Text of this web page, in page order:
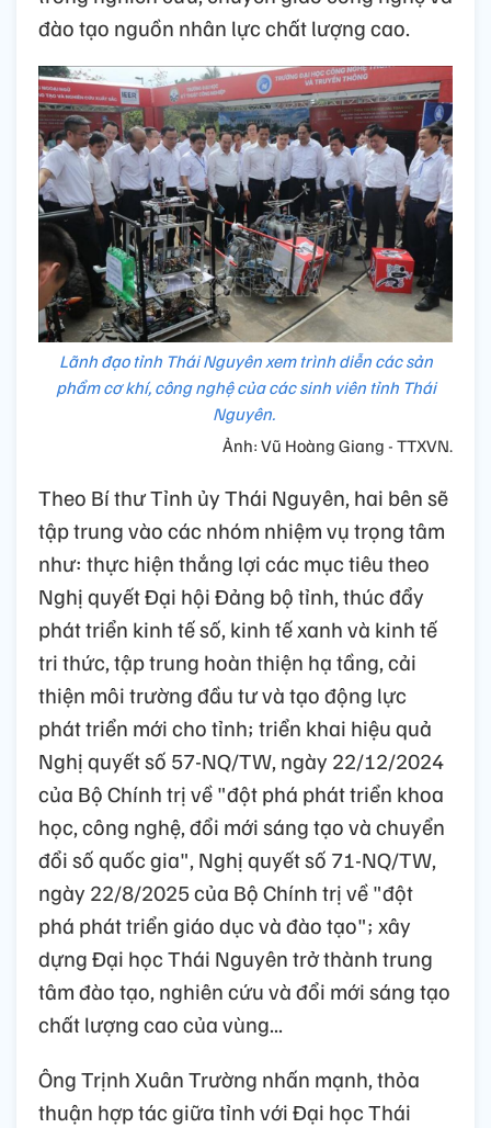
đào tạo nguồn nhân lực chất lượng cao.
Lãnh đạo tỉnh Thái Nguyên xem trình diễn các sản
phẩm cơ khí, công nghệ của các sinh viên tỉnh Thái
Nguyên.
Ảnh: Vũ Hoàng Giang - TTXVN.
Theo Bí thư Tỉnh ủy Thái Nguyên, hai bên sẽ
tập trung vào các nhóm nhiệm vụ trọng tâm
như: thực hiện thắng lợi các mục tiêu theo
Nghị quyết Đại hội Đảng bộ tỉnh, thúc đẩy
phát triển kinh tế số, kinh tế xanh và kinh tế
tri thức, tập trung hoàn thiện hạ tầng, cải
thiện môi trường đầu tư và tạo động lực
phát triển mới cho tỉnh; triển khai hiệu quả
Nghị quyết số 57-NQ/TW, ngày 22/12/2024
của Bộ Chính trị về "đột phá phát triển khoa
học, công nghệ, đổi mới sáng tạo và chuyển
đổi số quốc gia", Nghị quyết số 71-NQ/TW,
ngày 22/8/2025 của Bộ Chính trị về "đột
phá phát triển giáo dục và đào tạo"; xây
dựng Đại học Thái Nguyên trở thành trung
tâm đào tạo, nghiên cứu và đổi mới sáng tạo
chất lượng cao của vùng...
Ông Trịnh Xuân Trường nhấn mạnh, thỏa
thuận hợp tác giữa tỉnh với Đại học Thái